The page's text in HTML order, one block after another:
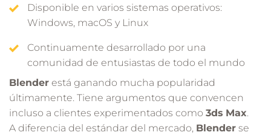
Disponible en varios sistemas operativos:
Windows, macOS y Linux
Continuamente desarrollado por una
comunidad de entusiastas de todo el mundo
Blender está ganando mucha popularidad
últimamente. Tiene argumentos que convencen
incluso a clientes experimentados como 3ds Max.
A diferencia del estándar del mercado, Blender se